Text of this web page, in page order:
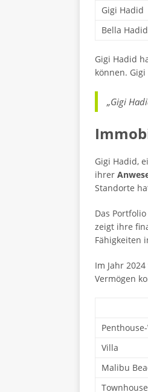
Gigi Hadid
Bella Hadid
Gigi Hadid
können.
„Gigi
Gigi Hadid,
ihrer
Standorte
Das
zeigt ihre
Fähigkeiten
Im Jahr
Vermögen
Villa
Malibu
Townhouse